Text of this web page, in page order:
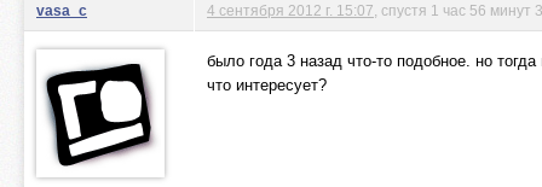
vasa_c 4 сентября 2012 г. 15:07 , спустя 1 час 56 минут
было года 3 назад что-то подобное. но
что интересует?